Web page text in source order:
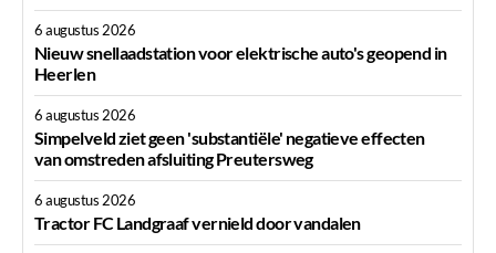
6 augustus 2026
Nieuw snellaadstation voor elektrische auto's geopend in
Heerlen
6 augustus 2026
Simpelveld ziet geen 'substantiële' negatieve effecten
van omstreden afsluiting Preutersweg
6 augustus 2026
Tractor FC Landgraaf vernield door vandalen